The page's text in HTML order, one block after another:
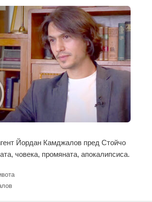
Йордан Камджалов пред Стойчо
човека, промяната, апокалипсиса.